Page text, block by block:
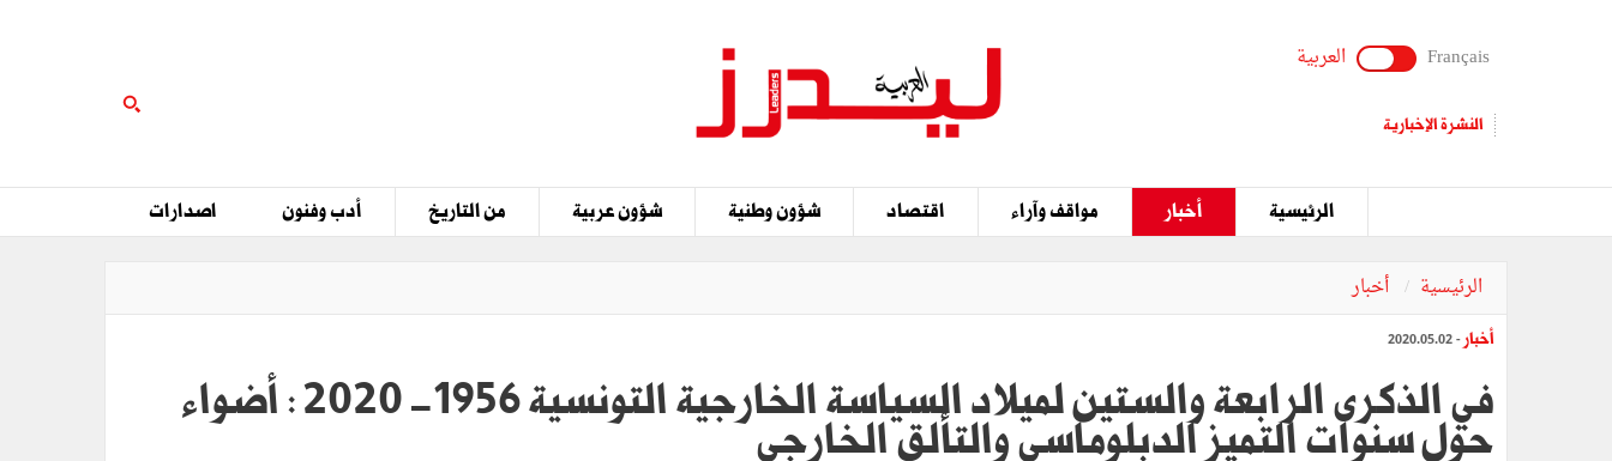
Français العربية
النشرة الإخبارية
الرئيسية أخبار مواقف وآراء اقتصاد شؤون وطنية شؤون عربية من التاريخ أدب وفنون اصدارات
الرئيسية أخبار
أخبار - 2020.05.02
في الذكرى الرابعة والستين لميلاد السياسة الخارجية التونسية 1956- 2020 : أضواء
حول سنوات التميز الدبلوماسي والتألق الخارجي